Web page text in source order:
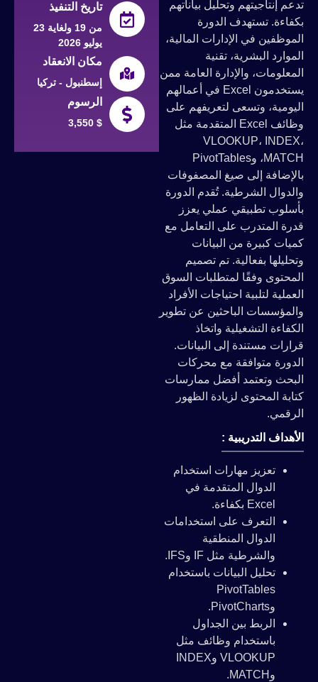
تدعم إنتاجيتهم وتحليل بياناتهم
بكفاءة. تستهدف الدورة
الموظفين في الإدارات المالية،
الموارد البشرية، تقنية
المعلومات، والإدارة العامة ممن
يستخدمون Excel في أعمالهم
اليومية، وتسعى لتعريفهم على
وظائف Excel المتقدمة مثل
VLOOKUP، INDEX،
MATCH، وPivotTables
بالإضافة إلى صيغ المصفوفات
والدوال الشرطية. تُقدم الدورة
بأسلوب تطبيقي عملي يعزز
قدرة المتدرب على التعامل مع
كميات كبيرة من البيانات
وتحليلها بفعالية. تم تصميم
المحتوى وفقًا لمتطلبات السوق
العملية لتلبية احتياجات الأفراد
والمؤسسات الباحثين عن تطوير
الكفاءة التشغيلية واتخاذ
قرارات مستندة إلى البيانات.
الدورة متوافقة مع محركات
البحث وتعتمد أفضل ممارسات
كتابة المحتوى لزيادة الظهور
الرقمي.
الأهداف التدريبية :
تعزيز مهارات استخدام
الدوال المتقدمة في
Excel بكفاءة.
التعرف على استخدامات
الدوال المنطقية
والشرطية مثل IF وIFS.
تحليل البيانات باستخدام
PivotTables
وPivotCharts.
الربط بين الجداول
باستخدام وظائف مثل
VLOOKUP وINDEX
وMATCH.
تاريخ التنفيذ
من 19 ولغاية 23
يوليو 2026
مكان الانعقاد
إسطنبول - تركيا
الرسوم
3,550 $